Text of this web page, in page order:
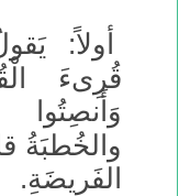
أولاً:
قُرِىءَ
والخُطبَةُ
الفَريضَةِ.